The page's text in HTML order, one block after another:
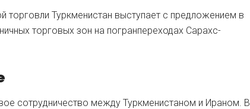
торговли Туркменистан выступает с предложением в
торговых зон на погранпереходах Сарахс-
сотрудничество между Туркменистаном и Ираном. В